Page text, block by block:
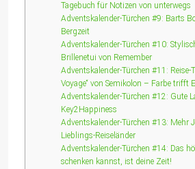
Tagebuch für Notizen von unterwegs
Adventskalender-Türchen #9: Barts
Bergzeit
Adventskalender-Türchen #10:
Brillenetui von Remember
Adventskalender-Türchen #11: Reise-
Voyage“ von Semikolon – Farbe trifft
Adventskalender-Türchen #12: Gute
Key2Happiness
Adventskalender-Türchen #13: Mehr
Lieblings-Reiseländer
Adventskalender-Türchen #14: Das
schenken kannst, ist deine Zeit!